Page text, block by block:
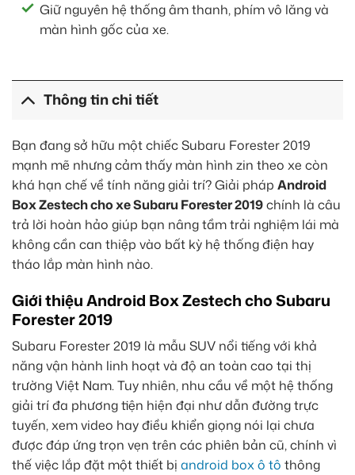
Giữ nguyên hệ thống âm thanh, phím vô lăng và
màn hình gốc của xe.
Thông tin chi tiết
Bạn đang sở hữu một chiếc Subaru Forester 2019
mạnh mẽ nhưng cảm thấy màn hình zin theo xe còn
khá hạn chế về tính năng giải trí? Giải pháp Android
Box Zestech cho xe Subaru Forester 2019chính là câu
trả lời hoàn hảo giúp bạn nâng tầm trải nghiệm lái mà
không cần can thiệp vào bất kỳ hệ thống điện hay
tháo lắp màn hình nào.
Giới thiệu Android Box Zestech cho Subaru
Forester 2019
Subaru Forester 2019 là mẫu SUV nổi tiếng với khả
năng vận hành linh hoạt và độ an toàn cao tại thị
trường Việt Nam. Tuy nhiên, nhu cầu về một hệ thống
giải trí đa phương tiện hiện đại như dẫn đường trực
tuyến, xem video hay điều khiển giọng nói lại chưa
được đáp ứng trọn vẹn trên các phiên bản cũ, chính vì
thế việc lắp đặt một thiết bị android box ô tô thông